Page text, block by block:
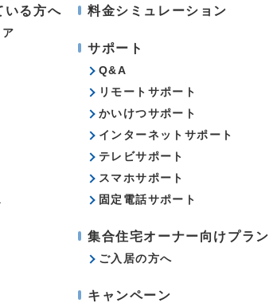
いる方へ 料金シミュレーション
サポート
Q&A
リモートサポート
かいけつサポート
インターネットサポート
テレビサポート
スマホサポート
固定電話サポート
集合住宅オーナー向けプラン
ご入居の方へ
キャンペーン